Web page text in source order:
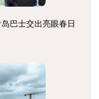
巴士交出亮眼春日